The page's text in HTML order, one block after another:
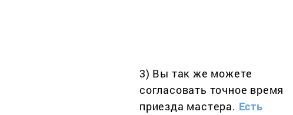
3) Вы так же можете
согласовать точное время
приезда мастера. Есть